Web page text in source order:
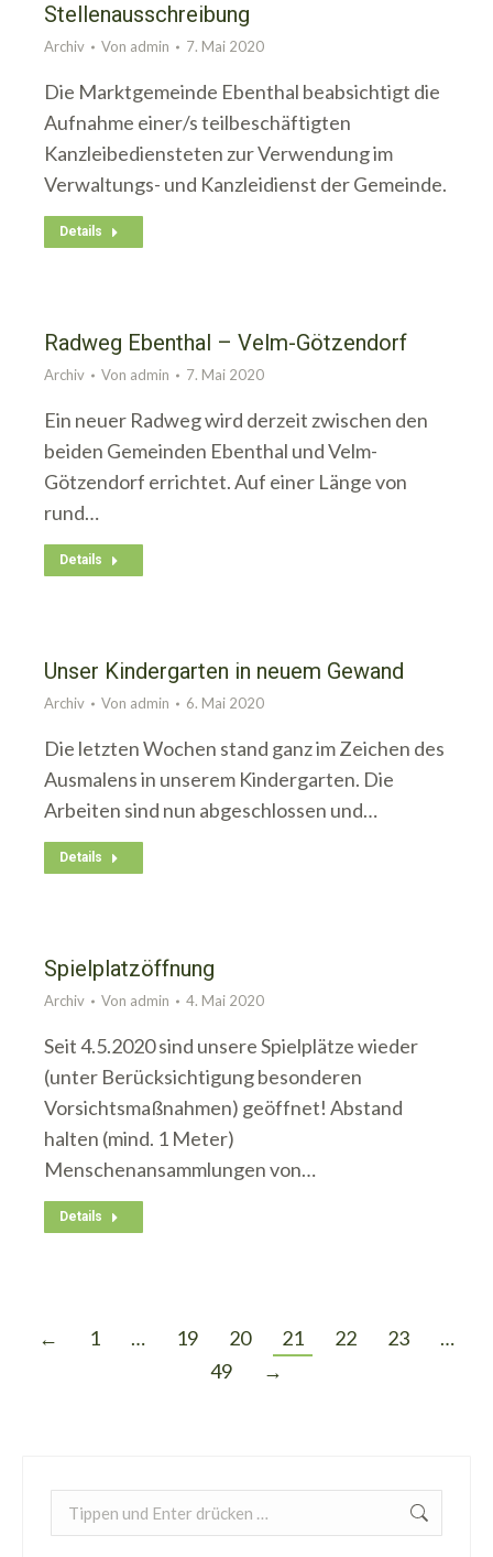
Stellenausschreibung
Archiv Von admin 7. Mai 2020
Die Marktgemeinde Ebenthal beabsichtigt die
Aufnahme einer/s teilbeschäftigten
Kanzleibediensteten zur Verwendung im
Verwaltungs- und Kanzleidienst der Gemeinde.
Details
Radweg Ebenthal – Velm-Götzendorf
Archiv Von admin 7. Mai 2020
Ein neuer Radweg wird derzeit zwischen den
beiden Gemeinden Ebenthal und Velm-
Götzendorf errichtet. Auf einer Länge von
rund…
Details
Unser Kindergarten in neuem Gewand
Archiv Von admin 6. Mai 2020
Die letzten Wochen stand ganz im Zeichen des
Ausmalens in unserem Kindergarten. Die
Arbeiten sind nun abgeschlossen und…
Details
Spielplatzöffnung
Archiv Von admin 4. Mai 2020
Seit 4.5.2020 sind unsere Spielplätze wieder
(unter Berücksichtigung besonderen
Vorsichtsmaßnahmen) geöffnet! Abstand
halten (mind. 1 Meter)
Menschenansammlungen von…
Details
← 1 … 19 20 21 22 23
…
49
→
Search: